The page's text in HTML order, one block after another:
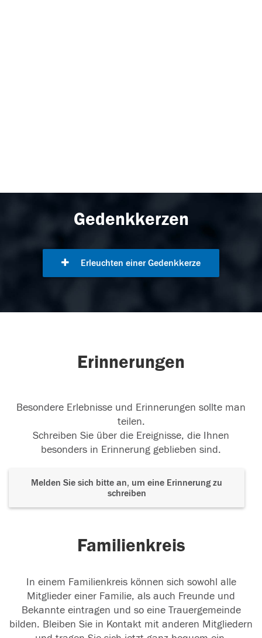
Gedenkkerzen
Erleuchten einer Gedenkkerze
Erinnerungen
Besondere Erlebnisse und Erinnerungen sollte man
teilen.
Schreiben Sie über die Ereignisse, die Ihnen
besonders in Erinnerung geblieben sind.
Melden Sie sich bitte an, um eine Erinnerung zu
schreiben
Familienkreis
In einem Familienkreis können sich sowohl alle
Mitglieder einer Familie, als auch Freunde und
Bekannte eintragen und so eine Trauergemeinde
bilden. Bleiben Sie in Kontakt mit anderen Mitgliedern